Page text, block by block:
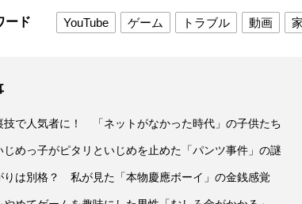
ード YouTube ゲーム トラブル 動画
技で人気者に！ 「ネットがなかった時代」の子供たち
じめっ子がピタリといじめを止めた「パンツ事件」の謎
りは別格？ 私が見た「本物慶應ボーイ」の金銭感覚